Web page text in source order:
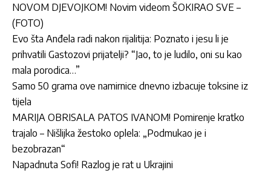
NOVOM DJEVOJKOM! Novim videom ŠOKIRAO SVE –
(FOTO)
Evo šta Anđela radi nakon rijalitija: Poznato i jesu li je
prihvatili Gastozovi prijatelji? “Jao, to je ludilo, oni su kao
mala porodica…”
Samo 50 grama ove namirnice dnevno izbacuje toksine iz
tijela
MARIJA OBRISALA PATOS IVANOM! Pomirenje kratko
trajalo – Nišlijka žestoko oplela: „Podmukao je i
bezobrazan“
Napadnuta Sofi! Razlog je rat u Ukrajini